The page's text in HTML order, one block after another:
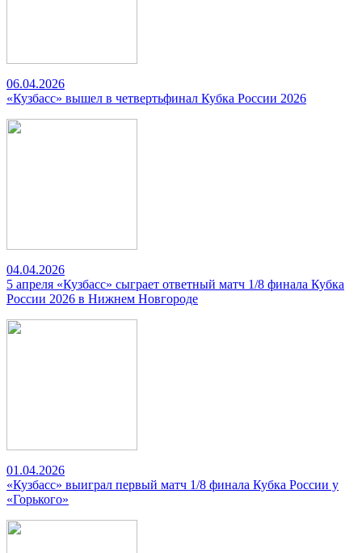
06.04.2026
«Кузбасс» вышел в четвертьфинал Кубка России 2026
04.04.2026
5 апреля «Кузбасс» сыграет ответный матч 1/8 финала Кубка
России 2026 в Нижнем Новгороде
01.04.2026
«Кузбасс» выиграл первый матч 1/8 финала Кубка России у
«Горького»